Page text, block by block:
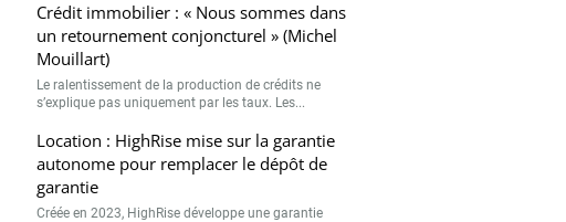
Crédit immobilier : « Nous sommes dans
un retournement conjoncturel » (Michel
Mouillart)
Le ralentissement de la production de crédits ne
s’explique pas uniquement par les taux. Les...
Location : HighRise mise sur la garantie
autonome pour remplacer le dépôt de
garantie
Créée en 2023, HighRise développe une garantie